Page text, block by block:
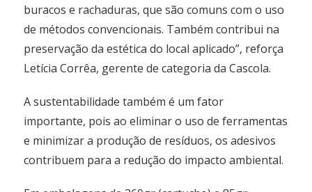
buracos e rachaduras, que são comuns com o uso
de métodos convencionais. Também contribui na
preservação da estética do local aplicado”, reforça
Letícia Corrêa, gerente de categoria da Cascola.
A sustentabilidade também é um fator
importante, pois ao eliminar o uso de ferramentas
e minimizar a produção de resíduos, os adesivos
contribuem para a redução do impacto ambiental.